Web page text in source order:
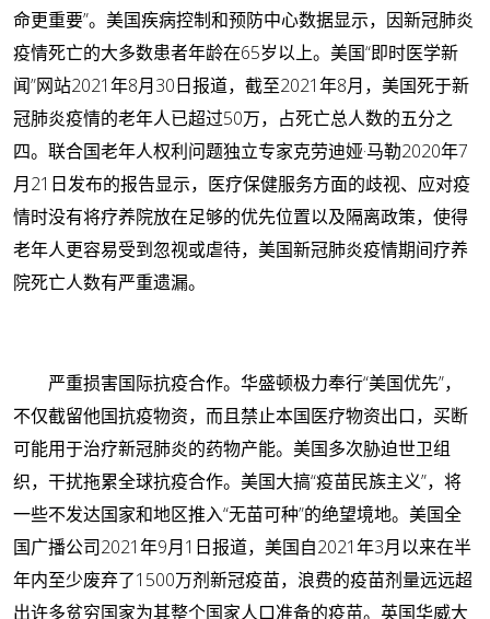
命更重要”。美国疾病控制和预防中心数据显示，因新冠肺炎
疫情死亡的大多数患者年龄在65岁以上。美国“即时医学新
闻”网站2021年8月30日报道，截至2021年8月，美国死于新
冠肺炎疫情的老年人已超过50万，占死亡总人数的五分之
四。联合国老年人权利问题独立专家克劳迪娅·马勒2020年7
月21日发布的报告显示，医疗保健服务方面的歧视、应对疫
情时没有将疗养院放在足够的优先位置以及隔离政策，使得
老年人更容易受到忽视或虐待，美国新冠肺炎疫情期间疗养
院死亡人数有严重遗漏。
严重损害国际抗疫合作。 华盛顿极力奉行“美国优先”，
不仅截留他国抗疫物资，而且禁止本国医疗物资出口，买断
可能用于治疗新冠肺炎的药物产能。美国多次胁迫世卫组
织，干扰拖累全球抗疫合作。美国大搞“疫苗民族主义”，将
一些不发达国家和地区推入“无苗可种”的绝望境地。美国全
国广播公司2021年9月1日报道，美国自2021年3月以来在半
年内至少废弃了1500万剂新冠疫苗，浪费的疫苗剂量远远超
出许多贫穷国家为其整个国家人口准备的疫苗。英国华威大